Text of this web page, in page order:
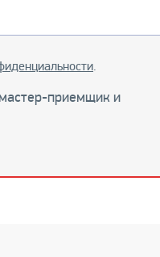
.
приемщик и